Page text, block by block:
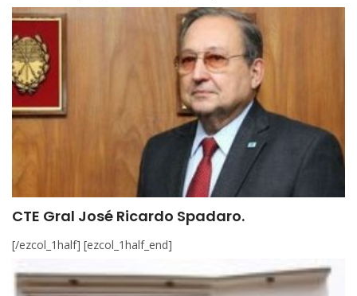
CTE Gral José Ricardo Spadaro.
[/ezcol_1half] [ezcol_1half_end]